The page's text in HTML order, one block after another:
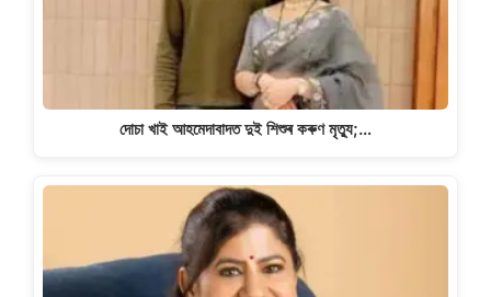
দোচা খাই আহমেদাবাদত দুই শিশুৰ কৰুণ মৃত্যু;…